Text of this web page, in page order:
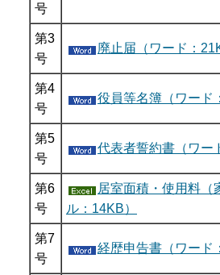
号
第3
号
廃止届（ワード：
第4
号
役員等名簿（ワード
第5
号
代表者誓約書（ワー
第6
号
居室面積・使用料（
ル：14KB）
第7
号
経歴申告書（ワード